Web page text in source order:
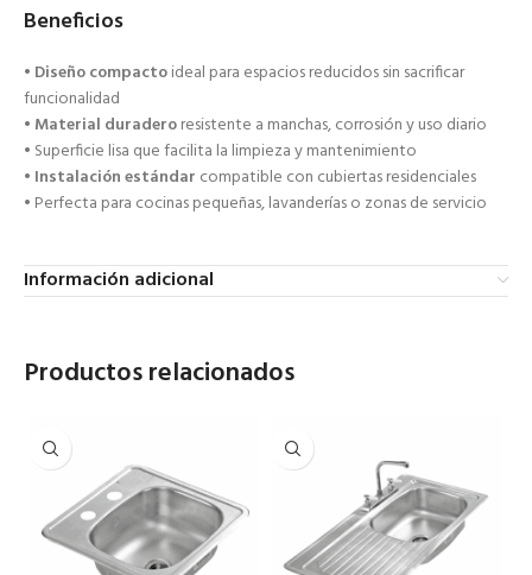
Beneficios
• Diseño compactoideal para espacios reducidos sin sacrificar
funcionalidad
• Material duraderoresistente a manchas, corrosión y uso diario
• Superficie lisa que facilita la limpieza y mantenimiento
• Instalación estándar compatible con cubiertas residenciales
• Perfecta para cocinas pequeñas, lavanderías o zonas de servicio
Información adicional
Productos relacionados